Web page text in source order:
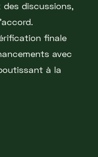
discussions,
finale
avec
à la